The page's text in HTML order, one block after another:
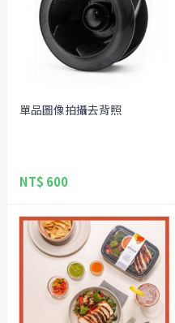
單品圖像拍攝去背照
NT$ 600